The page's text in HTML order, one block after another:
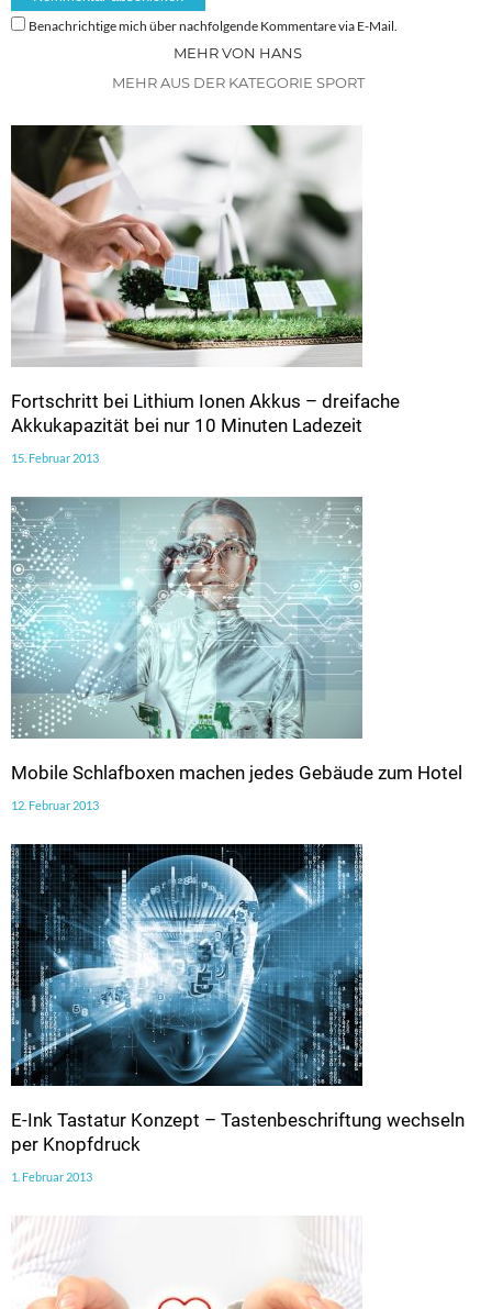
Benachrichtige mich über nachfolgende Kommentare via E-Mail.
MEHR VON HANS
MEHR AUS DER KATEGORIE SPORT
Fortschritt bei Lithium Ionen Akkus – dreifache
Akkukapazität bei nur 10 Minuten Ladezeit
15. Februar 2013
Mobile Schlafboxen machen jedes Gebäude zum Hotel
12. Februar 2013
E-Ink Tastatur Konzept – Tastenbeschriftung wechseln
per Knopfdruck
1. Februar 2013